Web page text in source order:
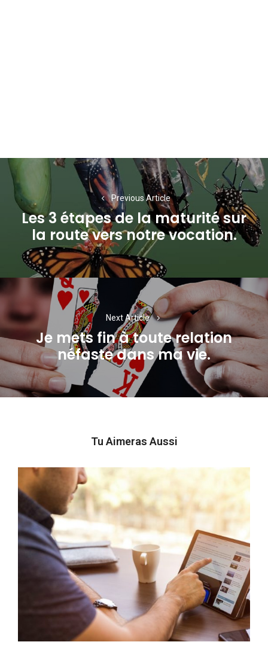
Navigation
de
l’article
Previous Article
Previous
post:
Les 3 étapes de la maturité sur
la route vers notre vocation.
Next Article
Next
post:
Je mets fin à toute relation
néfaste dans ma vie.
Tu Aimeras Aussi